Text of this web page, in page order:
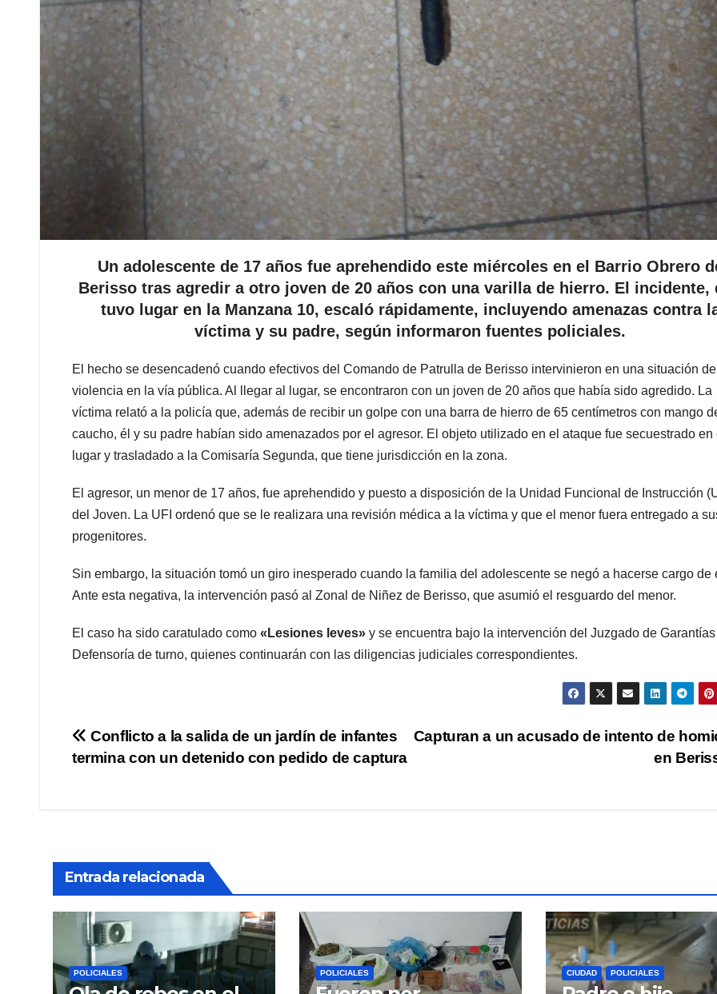
Un adolescente de 17 años fue aprehendido este miércoles en el Barrio Obrero
Berisso tras agredir a otro joven de 20 años con una varilla de hierro. El incidente,
tuvo lugar en la Manzana 10, escaló rápidamente, incluyendo amenazas contra
víctima y su padre, según informaron fuentes policiales.
El hecho se desencadenó cuando efectivos del Comando de Patrulla de Berisso intervinieron en una situación de
violencia en la vía pública. Al llegar al lugar, se encontraron con un joven de 20 años que había sido agredido. La
víctima relató a la policía que, además de recibir un golpe con una barra de hierro de 65 centímetros con mango
caucho, él y su padre habían sido amenazados por el agresor. El objeto utilizado en el ataque fue secuestrado en
lugar y trasladado a la Comisaría Segunda, que tiene jurisdicción en la zona.
El agresor, un menor de 17 años, fue aprehendido y puesto a disposición de la Unidad Funcional de Instrucción
del Joven. La UFI ordenó que se le realizara una revisión médica a la víctima y que el menor fuera entregado a
progenitores.
Sin embargo, la situación tomó un giro inesperado cuando la familia del adolescente se negó a hacerse cargo de
Ante esta negativa, la intervención pasó al Zonal de Niñez de Berisso, que asumió el resguardo del menor.
El caso ha sido caratulado como «Lesiones leves» y se encuentra bajo la intervención del Juzgado de
Defensoría de turno, quienes continuarán con las diligencias judiciales correspondientes.
Navegación
Capturan a un acusado de intento de
en
Conflicto a la salida de un jardín de infantes
termina con un detenido con pedido de captura
Entrada relacionada
POLICIALES POLICIALES CIUDAD POLICIALES